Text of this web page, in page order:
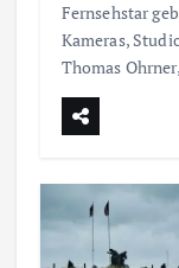
Fernsehstar
Kameras,
Thomas